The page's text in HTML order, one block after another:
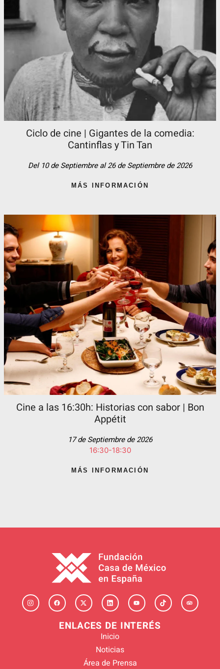
Ciclo de cine | Gigantes de la comedia:
Cantinflas y Tin Tan​
Del 10 de Septiembre al 26 de Septiembre de 2026
MÁS INFORMACIÓN
Cine a las 16:30h: Historias con sabor | Bon
Appétit
17 de Septiembre de 2026
16:30-18:30
MÁS INFORMACIÓN
ENLACES DE INTERÉS
Inicio
Noticias
Área de Prensa